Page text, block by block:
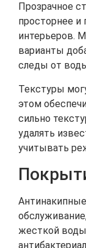
Прозрачное
просторнее и
интерьеров.
варианты
следы от
Текстуры
этом
сильно
удалять
учитывать
жесткой